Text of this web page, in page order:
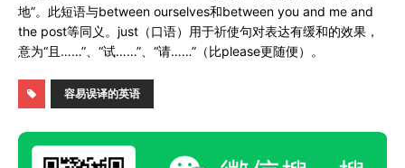
地”。此短语与between ourselves和between you and me and
the post等同义。just（口语）用于祈使句对表达有缓和的效果，
意为“且……”、“试……”、“请……”（比please更随便）。
容易误译的英语